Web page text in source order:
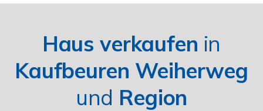
Haus verkaufen in
Kaufbeuren Weiherweg
und Region